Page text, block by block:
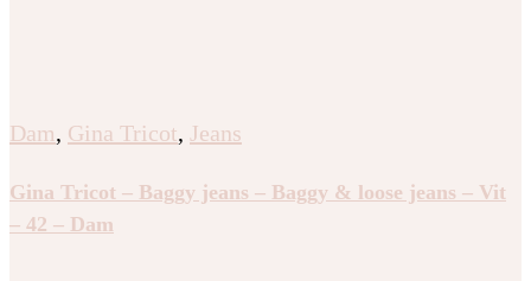
Dam, Gina Tricot, Jeans
Gina Tricot – Baggy jeans – Baggy & loose jeans – Vit
– 42 – Dam